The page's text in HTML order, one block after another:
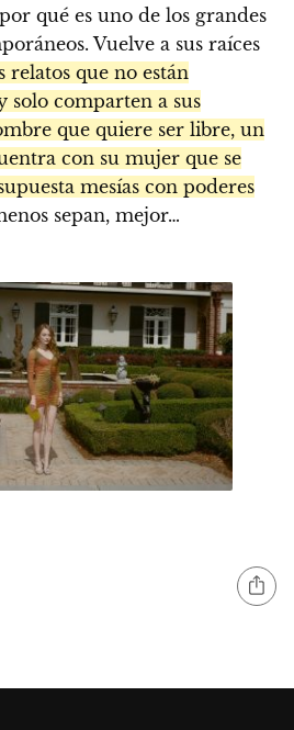
qué es uno de los grandes
Vuelve a sus raíces
relatos que no están
solo comparten a sus
que quiere ser libre, un
con su mujer que se
mesías con poderes
sepan, mejor…